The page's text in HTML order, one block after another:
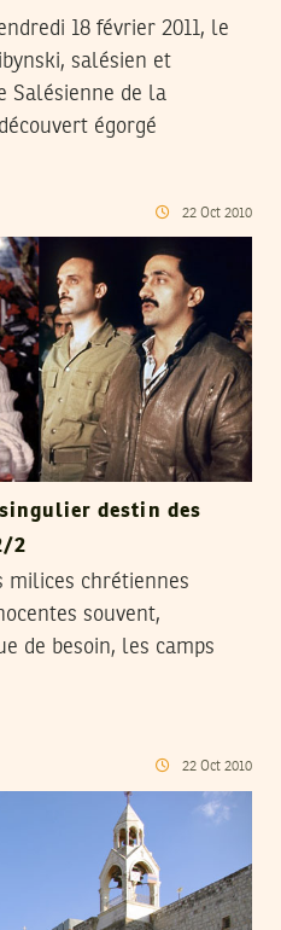
18 février 2011, le
salésien et
Salésienne de la
égorgé
22 Oct 2010
destin des
2
milices chrétiennes
souvent,
de besoin, les camps
22 Oct 2010